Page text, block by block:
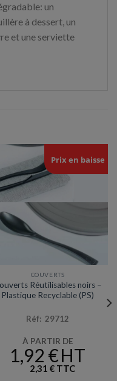
un
à dessert, un
et une serviette
Prix en baisse
COUVERTS
Réutilisables noirs –
Plastique Recyclable (PS)
Réf: 29712
À PARTIR DE
1,92 €
2,31 €